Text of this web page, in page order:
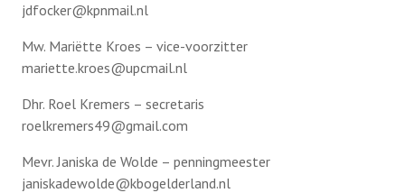
Nieuws
Ledendiensten
Ledenvoordeel
jdfocker@kpnmail.nl
Mw. Mariëtte Kroes – vice-voorzitter
mariette.kroes@upcmail.nl
Dhr. Roel Kremers – secretaris
roelkremers49@gmail.com
Mevr. Janiska de Wolde – penningmeester
janiskadewolde@kbogelderland.nl